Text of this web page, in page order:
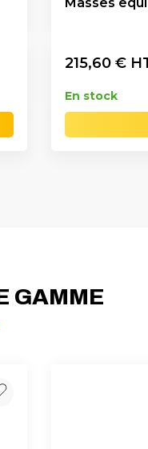
215,60 €
En stock
GAMME